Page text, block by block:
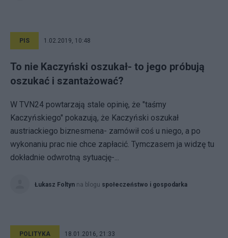
PIS 1.02.2019, 10:48
To nie Kaczyński oszukał- to jego próbują
oszukać i szantażować?
W TVN24 powtarzają stale opinię, że "taśmy
Kaczyńskiego" pokazują, że Kaczyński oszukał
austriackiego biznesmena- zamówił coś u niego, a po
wykonaniu prac nie chce zapłacić. Tymczasem ja widzę tu
dokładnie odwrotną sytuację-...
Łukasz Foltyn na blogu społeczeństwo i gospodarka
POLITYKA 18.01.2016, 21:33